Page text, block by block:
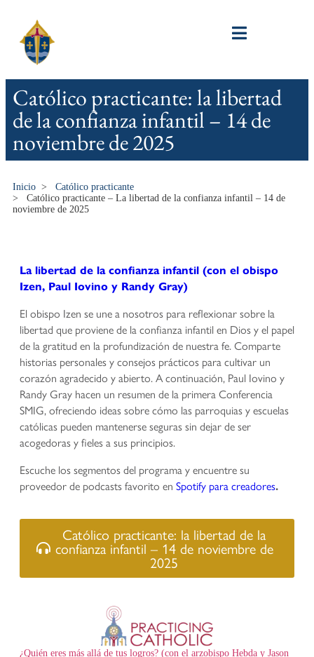
Católico practicante: la libertad
de la confianza infantil – 14 de
noviembre de 2025
Inicio >
Católico practicante
>
Católico practicante – La libertad de la confianza infantil – 14 de
noviembre de 2025
La libertad de la confianza infantil (con el obispo
Izen, Paul Iovino y Randy Gray)
El obispo Izen se une a nosotros para reflexionar sobre la
libertad que proviene de la confianza infantil en Dios y el papel
de la gratitud en la profundización de nuestra fe. Comparte
historias personales y consejos prácticos para cultivar un
corazón agradecido y abierto. A continuación, Paul Iovino y
Randy Gray hacen un resumen de la primera Conferencia
SMIG, ofreciendo ideas sobre cómo las parroquias y escuelas
católicas pueden mantenerse seguras sin dejar de ser
acogedoras y fieles a sus principios.
Escuche los segmentos del programa y encuentre su
proveedor de podcasts favorito en Spotify para creadores.
Católico practicante: la libertad de la
confianza infantil – 14 de noviembre de
2025
¿Quién eres más allá de tus logros? (con el arzobispo Hebda y Jason